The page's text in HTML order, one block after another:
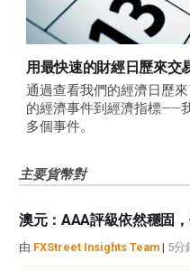
用最快速的財經日歷來交
通過查看我們的經濟日歷
的經濟事件到經濟指標——
多個事件。
主要貨幣對
澳元：AAA評級依然穩固
由 FXStreet Insights Team | 5分